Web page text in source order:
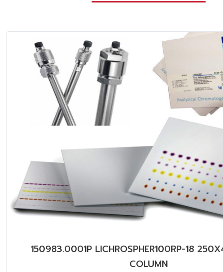
150983.0001P LICHROSPHER100RP-18
COLUMN